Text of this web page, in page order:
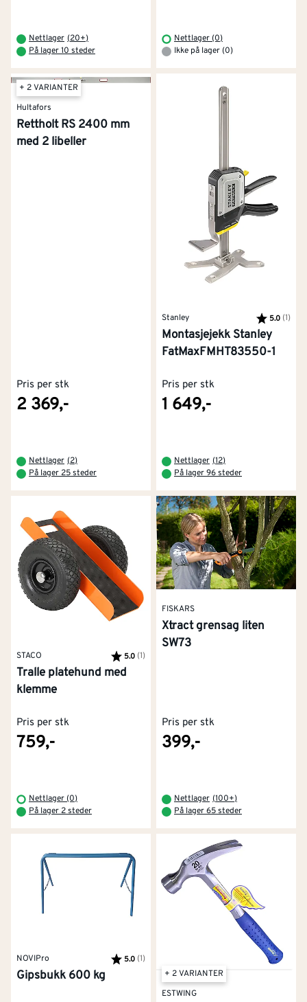
Nettlager (20+)
På lager 10 steder
Nettlager (0)
Ikke på lager (0)
+ 2 VARIANTER
Hultafors
Rettholt RS 2400 mm
med 2 libeller
Pris per stk
2 369,-
Nettlager (2)
På lager 25 steder
Stanley Karakter:
5.0 (1)
Montasjejekk Stanley
FatMaxFMHT83550-1
Pris per stk
1 649,-
Nettlager (12)
På lager 96 steder
STACO Karakter:
5.0 (1)
Tralle platehund med
klemme
Pris per stk
759,-
Nettlager (0)
På lager 2 steder
FISKARS
Xtract grensag liten
SW73
Pris per stk
399,-
Nettlager (100+)
På lager 65 steder
NOVIPro Karakter:
5.0 (1)
Gipsbukk 600 kg
+ 2 VARIANTER
ESTWING